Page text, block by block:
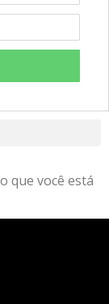
que você está